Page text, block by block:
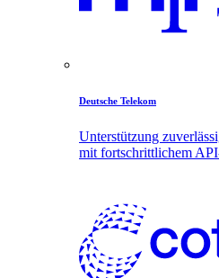
Deutsche Telekom
Unterstützung
mit fortschrittlichem